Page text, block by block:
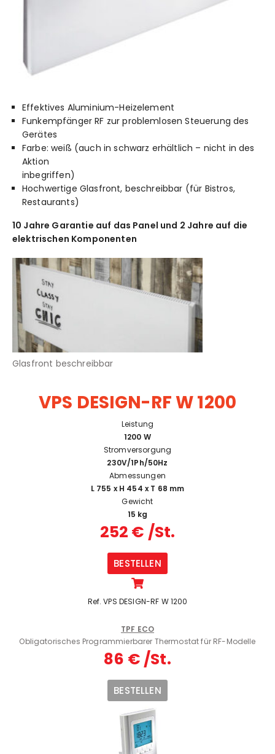
Effektives Aluminium-Heizelement
Funkempfänger RF zur problemlosen Steuerung des
Gerätes
Farbe: weiß (auch in schwarz erhältlich – nicht in des
Aktion
inbegriffen)
Hochwertige Glasfront, beschreibbar (für Bistros,
Restaurants)
10 Jahre Garantie auf das Panel und 2 Jahre auf die
elektrischen Komponenten
Glasfront beschreibbar
VPS DESIGN-RF W 1200
Leistung
1200 W
Stromversorgung
230V/1Ph/50Hz
Abmessungen
L 755 x H 454 x T 68 mm
Gewicht
15 kg
252 € /St.
BESTELLEN
Ref. VPS DESIGN-RF W 1200
TPF ECO
Obligatorisches Programmierbarer Thermostat für RF-Modelle
86 € /St.
BESTELLEN